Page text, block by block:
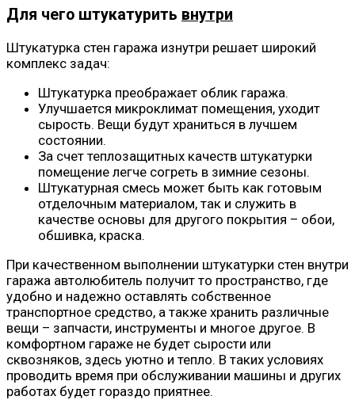
Для чего штукатурить внутри
Штукатурка стен гаража изнутри решает широкий
комплекс задач:
Штукатурка преображает облик гаража.
Улучшается микроклимат помещения, уходит
сырость. Вещи будут храниться в лучшем
состоянии.
За счет теплозащитных качеств штукатурки
помещение легче согреть в зимние сезоны.
Штукатурная смесь может быть как готовым
отделочным материалом, так и служить в
качестве основы для другого покрытия – обои,
обшивка, краска.
При качественном выполнении штукатурки стен внутри
гаража автолюбитель получит то пространство, где
удобно и надежно оставлять собственное
транспортное средство, а также хранить различные
вещи – запчасти, инструменты и многое другое. В
комфортном гараже не будет сырости или
сквозняков, здесь уютно и тепло. В таких условиях
проводить время при обслуживании машины и других
работах будет гораздо приятнее.